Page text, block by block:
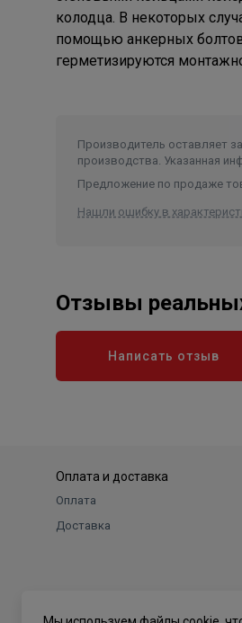
колодца. В некоторых
помощью анкерных
герметизируются
Производитель оставляет
производства. Указанная
Предложение по продаже
Нашли ошибку в
Отзывы
Написать отзыв
Оплата и доставка
Оплата
Доставка